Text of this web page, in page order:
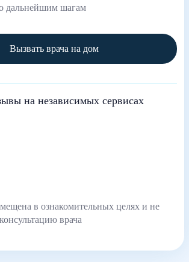
дальнейшим шагам
Вызвать врача на дом
на независимых сервисах
в ознакомительных целях и не
врача